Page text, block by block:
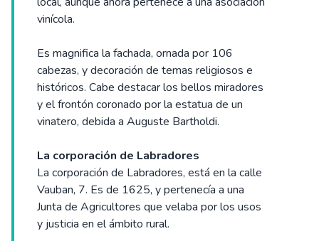
vinícola.
Es magnifica la fachada, ornada por 106
cabezas, y decoración de temas religiosos e
históricos. Cabe destacar los bellos miradores
y el frontón coronado por la estatua de un
vinatero, debida a Auguste Bartholdi.
La corporación de Labradores
La corporación de Labradores, está en la calle
Vauban, 7. Es de 1625, y pertenecía a una
Junta de Agricultores que velaba por los usos
y justicia en el ámbito rural.